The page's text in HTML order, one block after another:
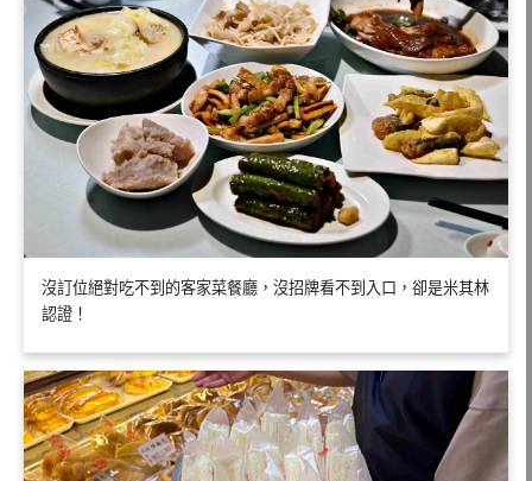
沒訂位絕對吃不到的客家菜餐廳，沒招牌看不到入口，卻是米其林
認證！